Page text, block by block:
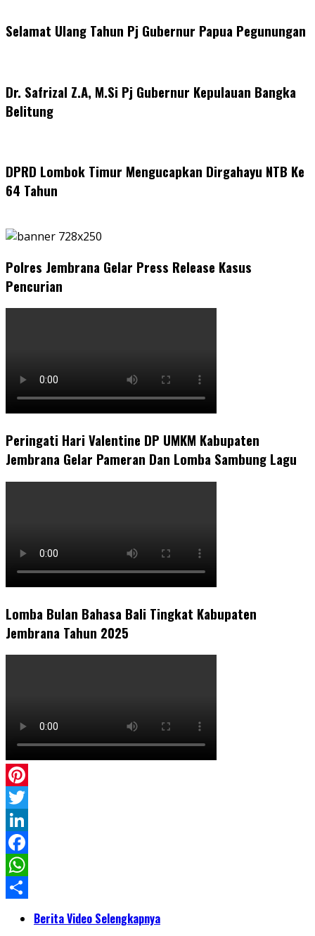
Selamat Ulang Tahun Pj Gubernur Papua Pegunungan
Dr. Safrizal Z.A, M.Si Pj Gubernur Kepulauan Bangka
Belitung
DPRD Lombok Timur Mengucapkan Dirgahayu NTB Ke
64 Tahun
Polres Jembrana Gelar Press Release Kasus
Pencurian
Peringati Hari Valentine DP UMKM Kabupaten
Jembrana Gelar Pameran Dan Lomba Sambung Lagu
Lomba Bulan Bahasa Bali Tingkat Kabupaten
Jembrana Tahun 2025
Pinterest
Twitter
LinkedIn
Facebook
WhatsApp
ShareBerita Video Selengkapnya